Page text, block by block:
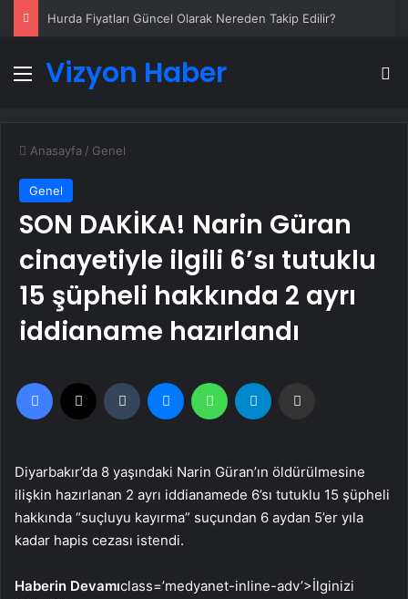
Hurda Fiyatları Güncel Olarak Nereden Takip Edilir?
Menü
Vizyon Haber
Anasayfa / Genel
Genel
SON DAKİKA! Narin Güran
cinayetiyle ilgili 6’sı tutuklu
15 şüpheli hakkında 2 ayrı
iddianame hazırlandı
Facebook Tumblr MessengerWhatsApp
Diyarbakır’da 8 yaşındaki Narin Güran’ın öldürülmesine
ilişkin hazırlanan 2 ayrı iddianamede 6’sı tutuklu 15 şüpheli
hakkında “suçluyu kayırma” suçundan 6 aydan 5’er yıla
kadar hapis cezası istendi.
Haberin Devamıclass=’medyanet-inline-adv’>İlginizi